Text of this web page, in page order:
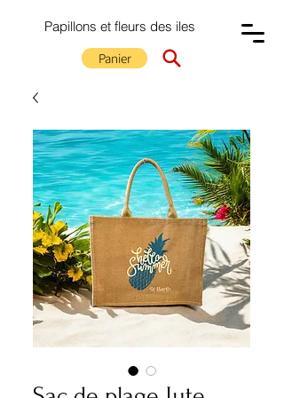
Papillons et fleurs des iles
Panier